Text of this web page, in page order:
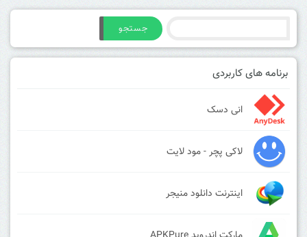
جستجو
برنامه های کاربردی
انی دسک
لاکی پچر - مود لایت
اینترنت دانلود منیجر